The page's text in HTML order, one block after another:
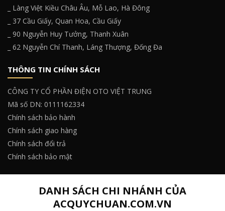
_ Làng Việt Kiều Châu Âu, Mỗ Lao, Hà Đông
_ 37 Cầu Giấy, Quan Hoa, Cầu Giấy
_ 90 Nguyễn Huy Tưởng, Thanh Xuân
_ 62 Nguyễn Chí Thanh, Láng Thượng, Đống Đa
THÔNG TIN CHÍNH SÁCH
CÔNG TY CỔ PHẦN ĐIỆN OTO VIỆT TRUNG
Mã số DN: 0111162334
Chính sách bảo hành
Chính sách giao hàng
Chính sách đổi trả
Chính sách bảo mật
DANH SÁCH CHI NHÁNH CỦA
ACQUYCHUAN.COM.VN